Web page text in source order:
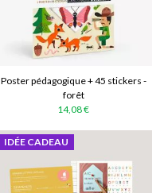
Poster pédagogique + 45 stickers -
forêt
14,08 €
IDÉE CADEAU